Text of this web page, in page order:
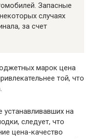
Запасные
случаях
за счет
марок цена
той, что
на
следует, что
цена-качество